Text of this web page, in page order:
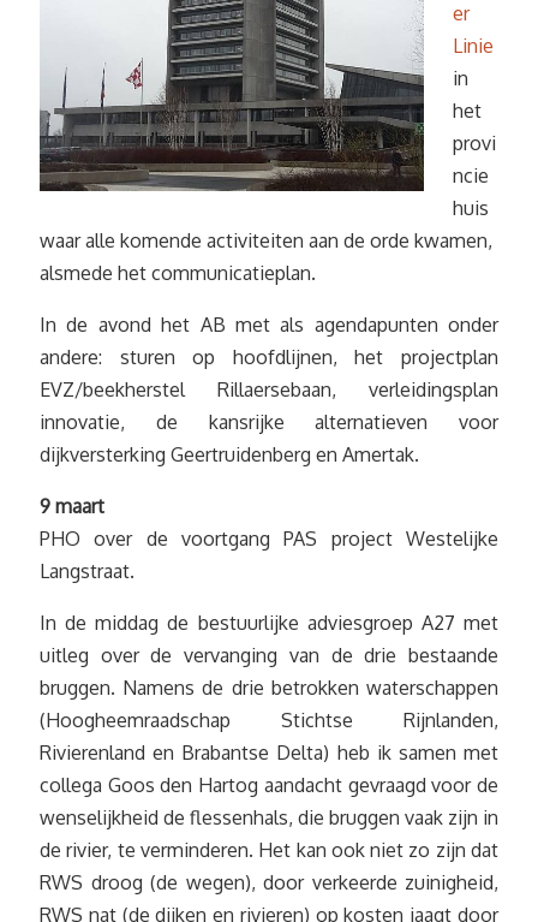
er
Linie
in
het
provi
ncie
huis
waar alle komende activiteiten aan de orde kwamen,
alsmede het communicatieplan.
In de avond het AB met als agendapunten onder
andere: sturen op hoofdlijnen, het projectplan
EVZ/beekherstel Rillaersebaan, verleidingsplan
innovatie, de kansrijke alternatieven voor
dijkversterking Geertruidenberg en Amertak.
9 maart
PHO over de voortgang PAS project Westelijke
Langstraat.
In de middag de bestuurlijke adviesgroep A27 met
uitleg over de vervanging van de drie bestaande
bruggen. Namens de drie betrokken waterschappen
(Hoogheemraadschap Stichtse Rijnlanden,
Rivierenland en Brabantse Delta) heb ik samen met
collega Goos den Hartog aandacht gevraagd voor de
wenselijkheid de flessenhals, die bruggen vaak zijn in
de rivier, te verminderen. Het kan ook niet zo zijn dat
RWS droog (de wegen), door verkeerde zuinigheid,
RWS nat (de dijken en rivieren) op kosten jaagt door